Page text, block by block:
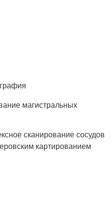
магистральных
сканирование сосудов
картированием